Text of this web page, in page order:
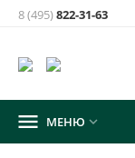
8 (495)822-31-63
 МЕНЮ 
товара:
Шарнир
а/м УАЗ 3160,
2909027-01)